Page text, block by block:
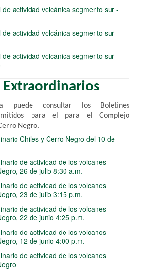
de actividad volcánica segmento sur -
de actividad volcánica segmento sur -
de actividad volcánica segmento sur -
puede consultar los Boletines
para el para el Complejo
Negro.
Chiles y Cerro Negro del 10 de
de actividad de los volcanes
26 de julio 8:30 a.m.
de actividad de los volcanes
23 de julio 3:15 p.m.
de actividad de los volcanes
22 de junio 4:25 p.m.
de actividad de los volcanes
12 de junio 4:00 p.m.
de actividad de los volcanes